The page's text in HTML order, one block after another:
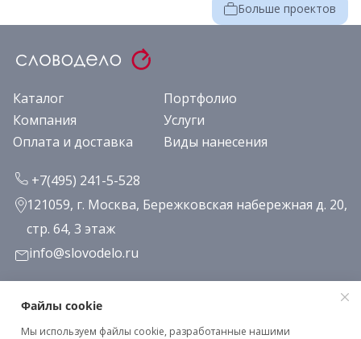
Больше проектов
Каталог
Портфолио
Компания
Услуги
Оплата и доставка
Виды нанесения
+7(495) 241-5-528
121059, г. Москва, Бережковская набережная д. 20,
стр. 64, 3 этаж
info@slovodelo.ru
Заказать звонок
Файлы cookie
Мы используем файлы cookie, разработанные нашими